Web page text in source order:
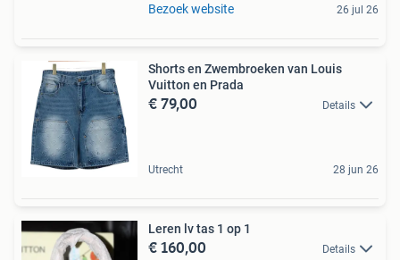
Bezoek website 26 jul 26
Shorts en Zwembroeken van Louis
Vuitton en Prada
€ 79,00 Details
Utrecht 28 jun 26
Leren lv tas 1 op 1
€ 160,00 Details